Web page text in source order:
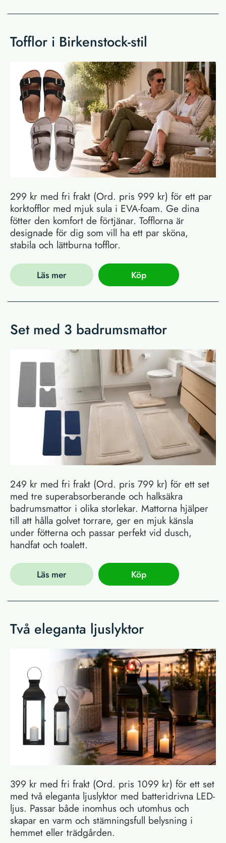
Tofflor i Birkenstock-stil
299 kr med fri frakt (Ord. pris 999 kr) för ett par
korktofflor med mjuk sula i EVA-foam. Ge dina
fötter den komfort de förtjänar. Tofflorna är
designade för dig som vill ha ett par sköna,
stabila och lättburna tofflor.
Läs mer Köp
Set med 3 badrumsmattor
249 kr med fri frakt (Ord. pris 799 kr) för ett set
med tre superabsorberande och halksäkra
badrumsmattor i olika storlekar. Mattorna hjälper
till att hålla golvet torrare, ger en mjuk känsla
under fötterna och passar perfekt vid dusch,
handfat och toalett.
Läs mer Köp
Två eleganta ljuslyktor
399 kr med fri frakt (Ord. pris 1099 kr) för ett set
med två eleganta ljuslyktor med batteridrivna LED-
ljus. Passar både inomhus och utomhus och
skapar en varm och stämningsfull belysning i
hemmet eller trädgården.